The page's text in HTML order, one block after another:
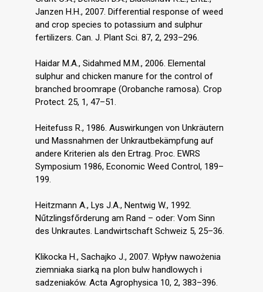
Janzen H.H., 2007. Differential response of weed
and crop species to potassium and sulphur
fertilizers. Can. J. Plant Sci. 87, 2, 293–296.
Haidar M.A., Sidahmed M.M., 2006. Elemental
sulphur and chicken manure for the control of
branched broomrape (Orobanche ramosa). Crop
Protect. 25, 1, 47–51.
Heitefuss R., 1986. Auswirkungen von Unkräutern
und Massnahmen der Unkrautbekämpfung auf
andere Kriterien als den Ertrag. Proc. EWRS
Symposium 1986, Economic Weed Control, 189–
199.
Heitzmann A., Lys J.A., Nentwig W., 1992.
Nűtzlingsfőrderung am Rand – oder: Vom Sinn
des Unkrautes. Landwirtschaft Schweiz 5, 25–36.
Klikocka H., Sachajko J., 2007. Wpływ nawożenia
ziemniaka siarką na plon bulw handlowych i
sadzeniaków. Acta Agrophysica 10, 2, 383–396.